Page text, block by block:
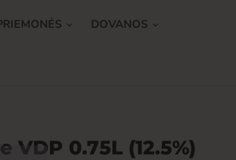
DOVANOS
VDP 0.75L (12.5%)